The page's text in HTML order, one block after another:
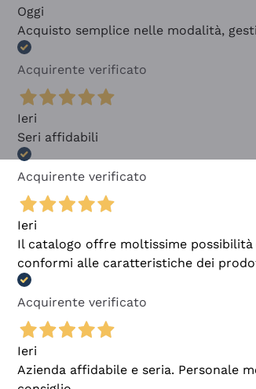
Oggi
Acquisto semplice nelle modalità,
Acquirente verificato
Ieri
Seri affidabili
Acquirente verificato
Ieri
Il catalogo offre moltissime
conformi alle caratteristiche dei
Acquirente verificato
Ieri
Azienda affidabile e seria. Personale